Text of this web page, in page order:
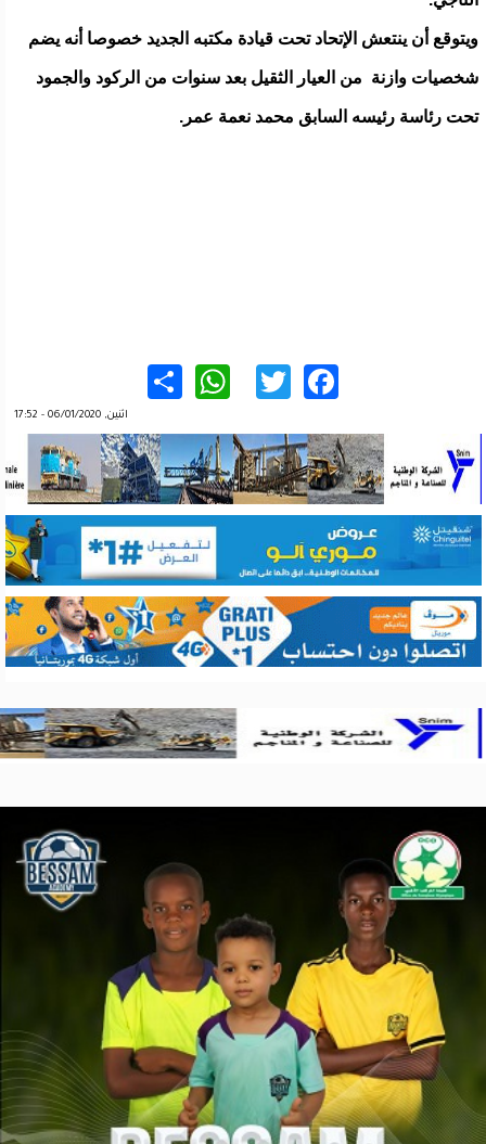
ويتوقع أن ينتعش الإتحاد تحت قيادة مكتبه الجديد خصوصا أنه يضم
شخصيات وازنة من العيار الثقيل بعد سنوات من الركود والجمود
تحت رئاسة رئيسه السابق محمد نعمة عمر.
Facebook
Twitter
WhatsApp
اثنين, 06/01/2020 - 17:52